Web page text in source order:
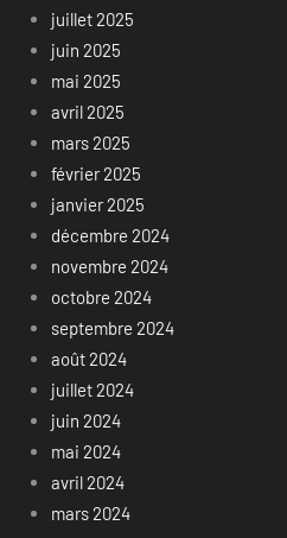
juillet 2025
juin 2025
mai 2025
avril 2025
mars 2025
février 2025
janvier 2025
décembre 2024
novembre 2024
octobre 2024
septembre 2024
août 2024
juillet 2024
juin 2024
mai 2024
avril 2024
mars 2024